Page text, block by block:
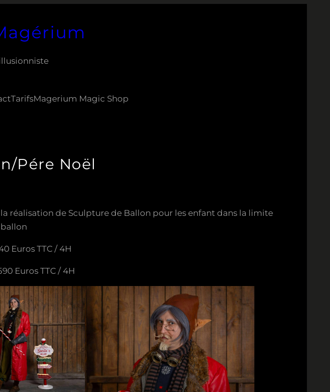
TarifsMagerium Magic Shop
Pére Noël
réalisation de Sculpture de Ballon pour les enfant dans la limite
ballon
Euros TTC / 4H
Euros TTC / 4H